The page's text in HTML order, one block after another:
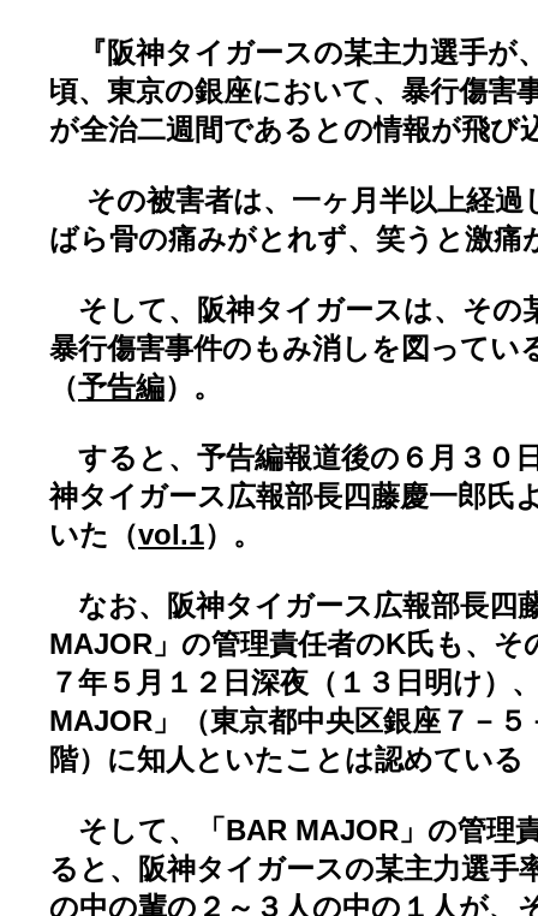
『阪神タイガースの某主力選手が
頃、東京の銀座において、暴行傷害
が全治二週間であるとの情報が飛び
その被害者は、一ヶ月半以上経過
ばら骨の痛みがとれず、笑うと激痛
そして、阪神タイガースは、その
暴行傷害事件のもみ消しを図ってい
（予告編）。
すると、予告編報道後の６月３０
神タイガース広報部長四藤慶一郎氏
いた（vol.1）。
なお、阪神タイガース広報部長四
MAJOR」の管理責任者のK氏も、そ
７年５月１２日深夜（１３日明け）
MAJOR」（東京都中央区銀座７－
階）に知人といたことは認めている
そして、「BAR MAJOR」の管理
ると、阪神タイガースの某主力選手
の中の輩の２～３人の中の１人が、